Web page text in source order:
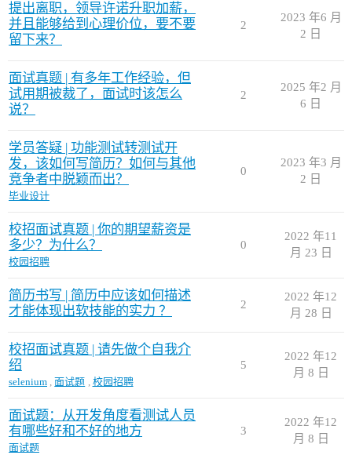
提出离职，领导许诺升职加薪，
并且能够给到心理价位，要不要
留下来？
2
2023 年6 月
2 日
面试真题 | 有多年工作经验，但
试用期被裁了，面试时该怎么
说？
2
2025 年2 月
6 日
学员答疑 | 功能测试转测试开
发，该如何写简历？如何与其他
竞争者中脱颖而出？
毕业设计
0
2023 年3 月
2 日
校招面试真题 | 你的期望薪资是
多少？为什么？
校园招聘
0
2022 年11
月 23 日
简历书写 | 简历中应该如何描述
才能体现出软技能的实力 ？
2
2022 年12
月 28 日
校招面试真题 | 请先做个自我介
绍
selenium ,面试题 , 校园招聘
5
2022 年12
月 8 日
面试题：从开发角度看测试人员
有哪些好和不好的地方
面试题
3
2022 年12
月 8 日